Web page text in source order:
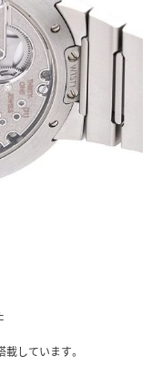
載しています。